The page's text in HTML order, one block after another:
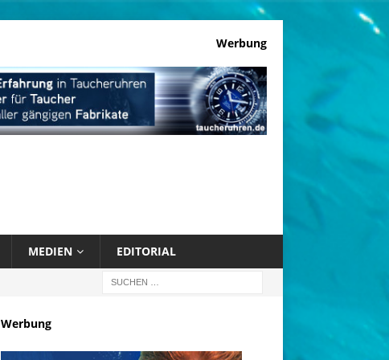
Werbung
MEDIEN EDITORIAL
Werbung